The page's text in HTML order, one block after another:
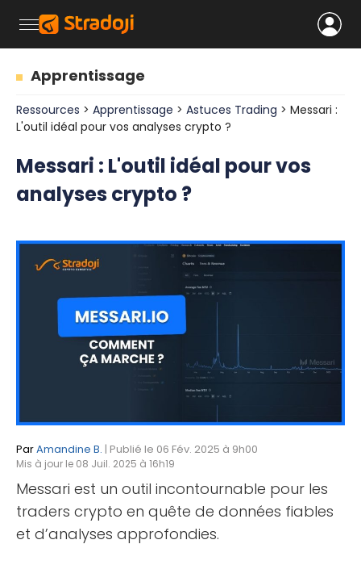
Apprentissage
Ressources > Apprentissage > Astuces Trading > Messari :
L'outil idéal pour vos analyses crypto ?
Messari : L'outil idéal pour vos
analyses crypto ?
ParAmandine B. | Publié le 06 Fév. 2025 à 9h00
Mis à jour le 08 Juil. 2025 à 16h19
Messari est un outil incontournable pour les
traders crypto en quête de données fiables
et d’analyses approfondies.